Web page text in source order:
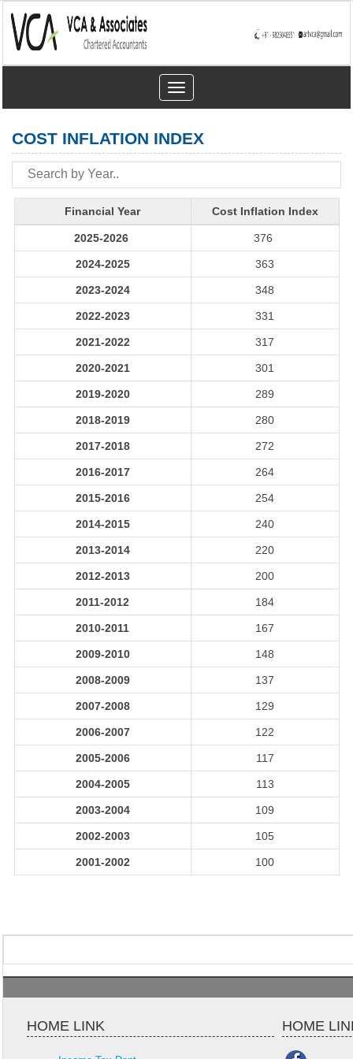
Toggle
navigation
COST INFLATION INDEX
Financial Year Cost Inflation Index
2025-2026 376
2024-2025 363
2023-2024 348
2022-2023 331
2021-2022 317
2020-2021 301
2019-2020 289
2018-2019 280
2017-2018 272
2016-2017 264
2015-2016 254
2014-2015 240
2013-2014 220
2012-2013 200
2011-2012 184
2010-2011 167
2009-2010 148
2008-2009 137
2007-2008 129
2006-2007 122
2005-2006 117
2004-2005 113
2003-2004 109
2002-2003 105
2001-2002 100
HOME LINK HOME